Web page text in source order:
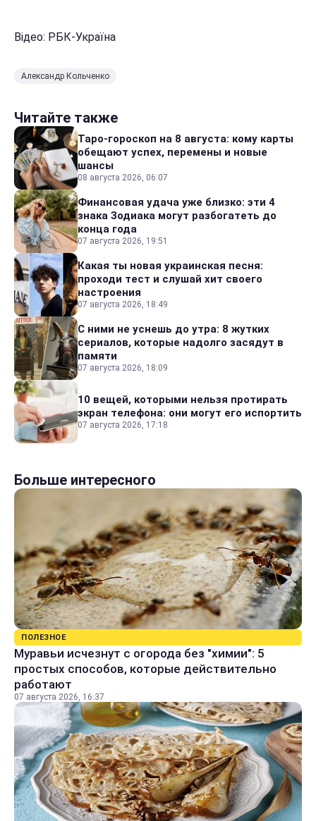
Відео: РБК-Україна
Александр Кольченко
Читайте также
Таро-гороскоп на 8 августа: кому карты
обещают успех, перемены и новые
шансы
08 августа 2026, 06:07
Финансовая удача уже близко: эти 4
знака Зодиака могут разбогатеть до
конца года
07 августа 2026, 19:51
Какая ты новая украинская песня:
проходи тест и слушай хит своего
настроения
07 августа 2026, 18:49
С ними не уснешь до утра: 8 жутких
сериалов, которые надолго засядут в
памяти
07 августа 2026, 18:09
10 вещей, которыми нельзя протирать
экран телефона: они могут его испортить
07 августа 2026, 17:18
Больше интересного
ПОЛЕЗНОЕ
Муравьи исчезнут с огорода без "химии": 5
простых способов, которые действительно
работают
07 августа 2026, 16:37